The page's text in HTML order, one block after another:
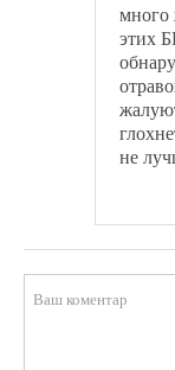
много
этих
не